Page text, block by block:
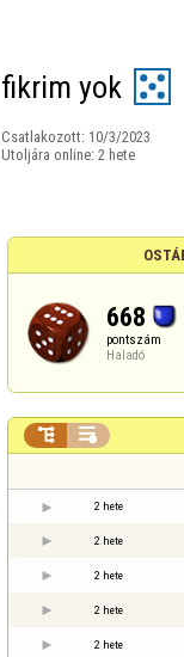
fikrim yok
Csatlakozott: 10/3/2023
Utoljára online: 2 hete
668
pontszám
Haladó
 
2 hete
2 hete
2 hete
2 hete
2 hete